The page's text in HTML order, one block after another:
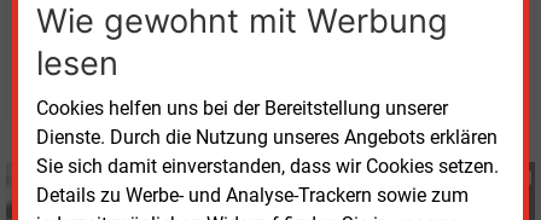
Wie gewohnt mit Werbung
lesen
Cookies helfen uns bei der Bereitstellung unserer
Dienste. Durch die Nutzung unseres Angebots erklären
Sie sich damit einverstanden, dass wir Cookies setzen.
Details zu Werbe- und Analyse-Trackern sowie zum
Mittwoch, 20.03.2024, 09:45 Uhr
Katia Meyer-Tien
© 2026 Energie & Management GmbH
Katia Meyer-Tien
+49 (0) 8152 9311 21